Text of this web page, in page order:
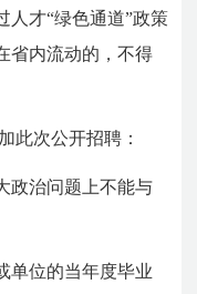
人才“绿色通道”政策
省内流动的，不得
此次公开招聘：
政治问题上不能与
单位的当年度毕业